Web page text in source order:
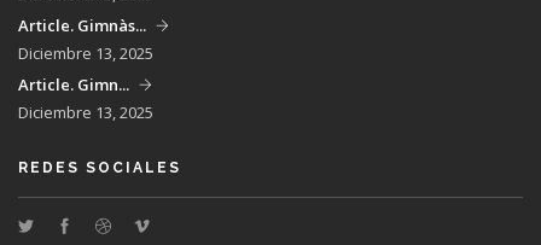
Article. Gimnàs...
Diciembre 13, 2025
Article. Gimn...
Diciembre 13, 2025
REDES SOCIALES